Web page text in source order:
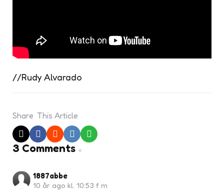
//Rudy Alvarado
Share This Article
3 Comments
1887abbe
10 år ago kl. 10:53 f m